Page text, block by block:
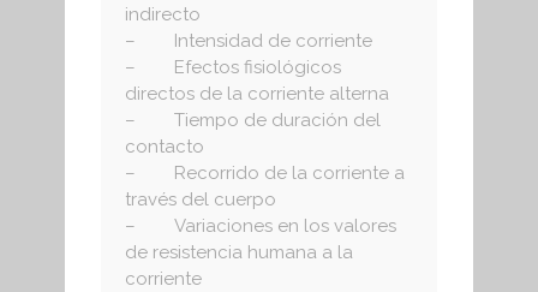
indirecto
– Intensidad de corriente
– Efectos fisiológicos
directos de la corriente alterna
– Tiempo de duración del
contacto
– Recorrido de la corriente a
través del cuerpo
– Variaciones en los valores
de resistencia humana a la
corriente